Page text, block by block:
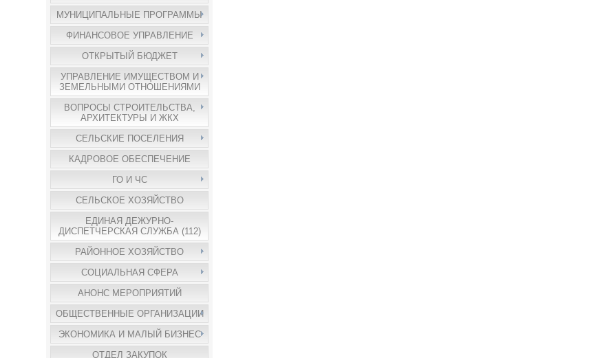
МУНИЦИПАЛЬНЫЕ ПРОГРАММЫ
ФИНАНСОВОЕ УПРАВЛЕНИЕ
ОТКРЫТЫЙ БЮДЖЕТ
УПРАВЛЕНИЕ ИМУЩЕСТВОМ И
ЗЕМЕЛЬНЫМИ ОТНОШЕНИЯМИ
ВОПРОСЫ СТРОИТЕЛЬСТВА,
АРХИТЕКТУРЫ И ЖКХ
СЕЛЬСКИЕ ПОСЕЛЕНИЯ
КАДРОВОЕ ОБЕСПЕЧЕНИЕ
ГО И ЧС
СЕЛЬСКОЕ ХОЗЯЙСТВО
ЕДИНАЯ ДЕЖУРНО-
ДИСПЕТЧЕРСКАЯ СЛУЖБА (112)
РАЙОННОЕ ХОЗЯЙСТВО
СОЦИАЛЬНАЯ СФЕРА
АНОНС МЕРОПРИЯТИЙ
ОБЩЕСТВЕННЫЕ ОРГАНИЗАЦИИ
ЭКОНОМИКА И МАЛЫЙ БИЗНЕС
ОТДЕЛ ЗАКУПОК